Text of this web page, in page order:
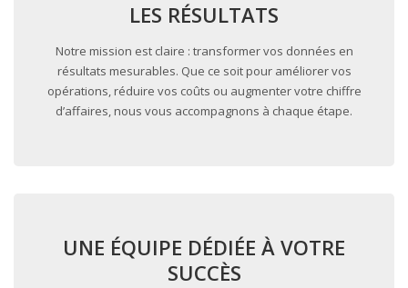
LES RÉSULTATS
Notre mission est claire : transformer vos données en
résultats mesurables. Que ce soit pour améliorer vos
opérations, réduire vos coûts ou augmenter votre chiffre
d’affaires, nous vous accompagnons à chaque étape.
UNE ÉQUIPE DÉDIÉE À VOTRE
SUCCÈS